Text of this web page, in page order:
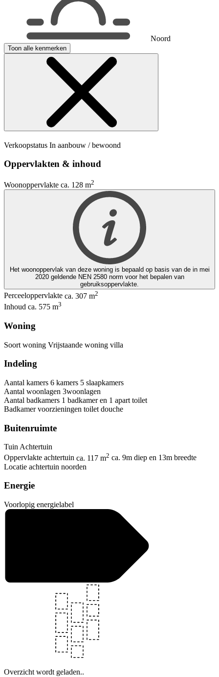
Noord
Toon alle kenmerken
Verkoopstatus In aanbouw / bewoond
Oppervlakten & inhoud
Woonoppervlakte ca. 128 m2
Het woonoppervlak van deze woning is bepaald op basis van de in mei
2020 geldende NEN 2580 norm voor het bepalen van
gebruiksoppervlakte.
Perceeloppervlakte ca. 307 m2
Inhoud ca. 575 m3
Woning
Soort woning Vrijstaande woning villa
Indeling
Aantal kamers 6 kamers 5 slaapkamers
Aantal woonlagen 3woonlagen
Aantal badkamers 1 badkamer en 1 apart toilet
Badkamer voorzieningen toilet douche
Buitenruimte
TuinAchtertuin
Oppervlakte achtertuin ca. 117 m2 ca. 9m diep en 13m breedte
Locatie achtertuin noorden
Energie
Voorlopig energielabel
Overzicht wordt geladen..